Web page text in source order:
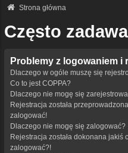
Strona główna
Często
Problemy z logowaniem i
Dlaczego w ogóle muszę się
Co to jest COPPA?
Dlaczego nie mogę się
Rejestracja została
zalogować!
Dlaczego nie mogę się zalogować?
Rejestracja została dokonana jakiś
zalogować?!